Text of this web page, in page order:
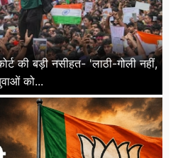
की बड़ी नसीहत- 'लाठी-गोली नहीं,
को...